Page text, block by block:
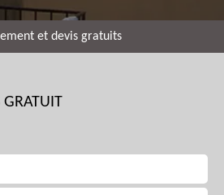
et devis gratuits
GRATUIT